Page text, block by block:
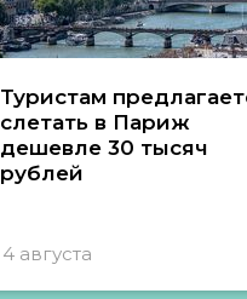
Туристам
слетать в Париж
дешевле 30 тысяч
рублей
4 августа